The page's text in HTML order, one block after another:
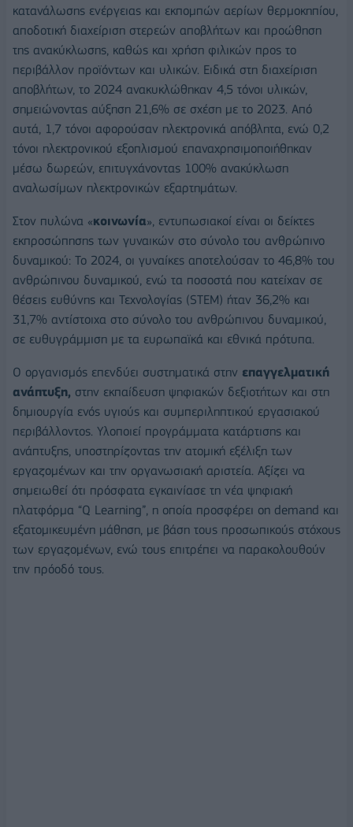
κατανάλωσης ενέργειας και εκπομπών αερίων θερμοκηπίου,
αποδοτική διαχείριση στερεών αποβλήτων και προώθηση
της ανακύκλωσης, καθώς και χρήση φιλικών προς το
περιβάλλον προϊόντων και υλικών. Ειδικά στη διαχείριση
αποβλήτων, το 2024 ανακυκλώθηκαν 4,5 τόνοι υλικών,
σημειώνοντας αύξηση 21,6% σε σχέση με το 2023. Από
αυτά, 1,7 τόνοι αφορούσαν ηλεκτρονικά απόβλητα, ενώ 0,2
τόνοι ηλεκτρονικού εξοπλισμού επαναχρησιμοποιήθηκαν
μέσω δωρεών, επιτυγχάνοντας 100% ανακύκλωση
αναλωσίμων ηλεκτρονικών εξαρτημάτων.
Στον πυλώνα «κοινωνία», εντυπωσιακοί είναι οι δείκτες
εκπροσώπησης των γυναικών στο σύνολο του ανθρώπινο
δυναμικού: Το 2024, οι γυναίκες αποτελούσαν το 46,8% του
ανθρώπινου δυναμικού, ενώ τα ποσοστά που κατείχαν σε
θέσεις ευθύνης και Τεχνολογίας (STEM) ήταν 36,2% και
31,7% αντίστοιχα στο σύνολο του ανθρώπινου δυναμικού,
σε ευθυγράμμιση με τα ευρωπαϊκά και εθνικά πρότυπα.
Ο οργανισμός επενδύει συστηματικά στην επαγγελματική
ανάπτυξη, στην εκπαίδευση ψηφιακών δεξιοτήτων και στη
δημιουργία ενός υγιούς και συμπεριληπτικού εργασιακού
περιβάλλοντος. Υλοποιεί προγράμματα κατάρτισης και
ανάπτυξης, υποστηρίζοντας την ατομική εξέλιξη των
εργαζομένων και την οργανωσιακή αριστεία. Αξίζει να
σημειωθεί ότι πρόσφατα εγκαινίασε τη νέα ψηφιακή
πλατφόρμα “Q Learning”, η οποία προσφέρει on demand και
εξατομικευμένη μάθηση, με βάση τους προσωπικούς στόχους
των εργαζομένων, ενώ τους επιτρέπει να παρακολουθούν
την πρόοδό τους.